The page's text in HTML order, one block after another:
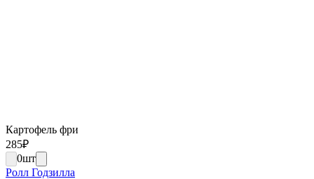
Картофель фри
285₽
0шт
Ролл Годзилла